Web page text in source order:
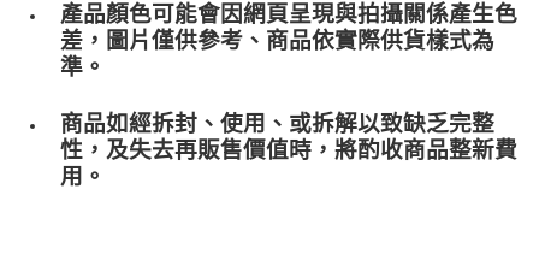
產品顏色可能會因網頁呈現與拍攝關係產生色
差，圖片僅供參考、商品依實際供貨樣式為
準。
商品如經拆封、使用、或拆解以致缺乏完整
性，及失去再販售價值時，將酌收商品整﻿新費
用。